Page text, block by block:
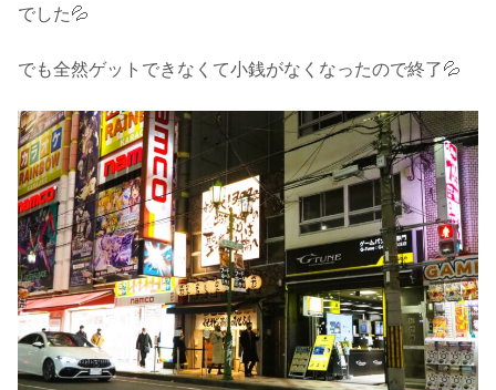
でした💦
でも全然ゲットできなくて小銭がなくなったので終了💦